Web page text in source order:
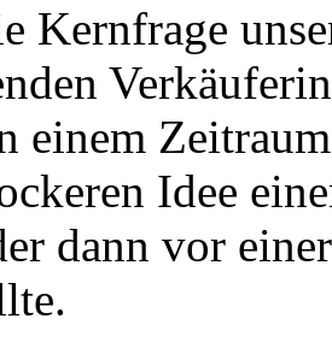
Kernfrage
einem
Idee
dann vor